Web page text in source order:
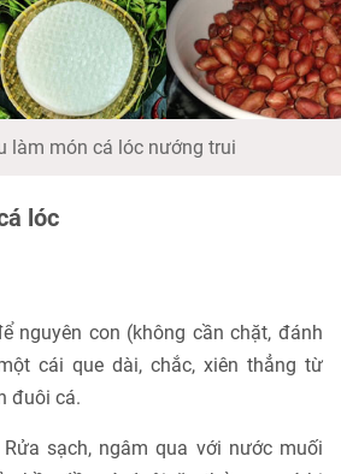
làm món cá lóc nướng trui
lóc
nguyên con (không cần chặt, đánh
cái que dài, chắc, xiên thẳng từ
đuôi cá.
Rửa sạch, ngâm qua với nước muối